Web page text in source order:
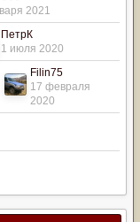
2021
ПетрК
1 июля 2020
Filin75
17 февраля
2020